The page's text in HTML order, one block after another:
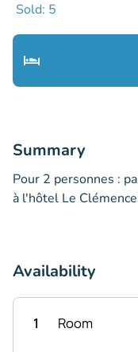
Sold: 5
Summary
Pour 2 personnes :
à l'hôtel Le
Availability
1 Room